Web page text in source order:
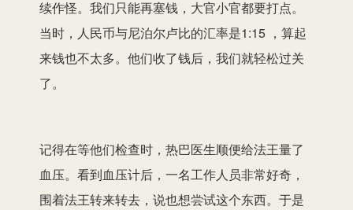
续作怪。我们只能再塞钱，大官小官都要打点。
当时，人民币与尼泊尔卢比的汇率是1:15 ，算起
来钱也不太多。他们收了钱后，我们就轻松过关
了。
记得在等他们检查时，热巴医生顺便给法王量了
血压。看到血压计后，一名工作人员非常好奇，
围着法王转来转去，说也想尝试这个东西。于是